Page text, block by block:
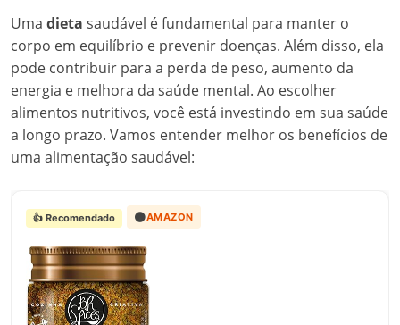
Uma dieta saudável é fundamental para manter o
corpo em equilíbrio e prevenir doenças. Além disso, ela
pode contribuir para a perda de peso, aumento da
energia e melhora da saúde mental. Ao escolher
alimentos nutritivos, você está investindo em sua saúde
a longo prazo. Vamos entender melhor os benefícios de
uma alimentação saudável:
👍 Recomendado 🟠AMAZON